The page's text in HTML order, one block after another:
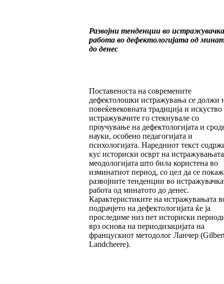
Развојни тенденции во
работа во дефектологијата од
до денес
Поставеноста на современите
дефектолошки истражувања се должи
повеќевековната традиција и
истражувачите го стекнувале со
проучување на дефектологијата и
науки, особено педагогијата и
психологијата. Наредниот текст
кус историски осврт на
меодологијата што била користена во
изминатиот период, со цел да се
развојните тенденции во
работа од минатото до денес.
Карактеристиките на истражувањата
подрачјето на дефектологијата ќе ја
проследиме низ пет историски
врз основа на периодизацијата на
францускиот методолог Ланчер
Landcheere).